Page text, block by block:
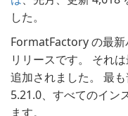
した。
FormatFactory の最
リリースです。 それ
追加されました。 最
5.21.0、すべてのイン
ます。